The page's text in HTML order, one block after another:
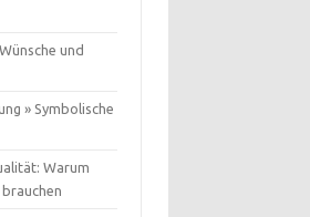
und
» Symbolische
Warum